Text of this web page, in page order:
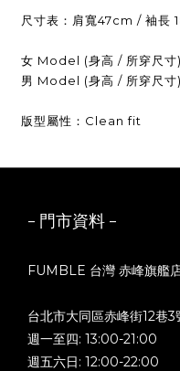
尺寸表：肩寬47cm / 袖
女 Model (身高 / 所穿尺
男 Model (身高 / 所穿尺寸
版型屬性：Clean fit
- 門市資料 -
FUMBLE 台灣 赤峰旗艦
台北市大同區赤峰街12巷3
週一至四: 13:00-21:00
週五六日: 12:00-22:00